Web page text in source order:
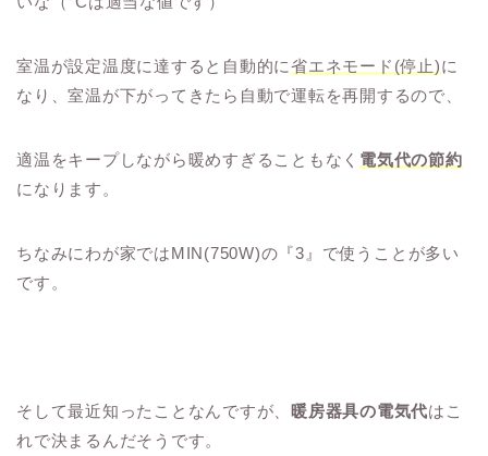
室温が設定温度に達すると自動的に省エネモード(停止)に
なり、室温が下がってきたら自動で運転を再開するので、
適温をキープしながら暖めすぎることもなく 電気代の節約
になります。
ちなみにわが家ではMIN(750W)の『3』で使うことが多い
です。
そして最近知ったことなんですが、 暖房器具の電気代はこ
れで決まるんだそうです。